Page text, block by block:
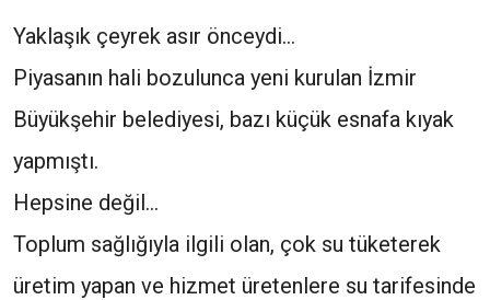
Yaklaşık çeyrek asır önceydi…
Piyasanın hali bozulunca yeni kurulan İzmir
Büyükşehir belediyesi, bazı küçük esnafa kıyak
yapmıştı.
Hepsine değil…
Toplum sağlığıyla ilgili olan, çok su tüketerek
üretim yapan ve hizmet üretenlere su tarifesinde